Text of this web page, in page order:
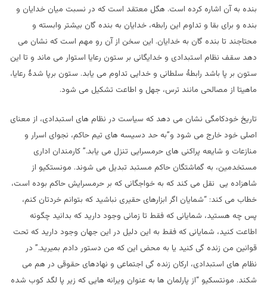
بنده به آن اشاره کرده است. هگل معتقد است که در نسبت میان خدایان و
بنده و برای بقا و تداوم این رابطه، خدایان به بنده گان بیشتر وابسته و
محتاجند تا بنده گان به خدایان. این سخن از آن رو مهم است که نشان می
دهد سقف نظام استبدادی و خدایگانی بر ستون رعایا استوار می ماند و تا این
ستون بر پا باشد رابطۀ سلطانی و خدایی تداوم می یابد. ستون برپا شدۀ رعایا،
ماهیتا از مصالحی مانند ترس، جهل و اطاعت تشکیل می شود.
تاریخ خودکامگی نشان می دهد که سیاست در نظام های استبدادی، از معنای
اصلی خود خارج می شود و”به حد دسیسه های تیم حاکم، نجوای اسرار و
منازعات و شایعه پراکنی های حرمسرایی تنزل می یابد.” کارمندان اداری
مستخدمین، به گماشتگان حاکم مستبد تبدیل می شوند. مونستکیو از
شاهزاده یی نقل می کند که به خواجگانی که بر حرمسرایش حاکم بوده است،
خطاب می کند: “شمایان اگر ابزارهای حقیری نباشید که بتوانم خردتان کنم،
پس چه هستید، شمایانی که فقط تا زمانی وجود دارید که بدانید چگونه
اطاعت کنید، شمایانی که فقط به این دلیل در این جهان وجود دارید که تحت
قوانین من زنده گی کنید یا به محض این که من دستور دادم بمیرید.” در
نظام های استبدادی، ارکان زنده گی اجتماعی و نهادهای حقوقی در هم می
شکند. مونتسکیو “از پارلمان ها به عنوان ویرانه هایی که زیر پا لگد کوب شده